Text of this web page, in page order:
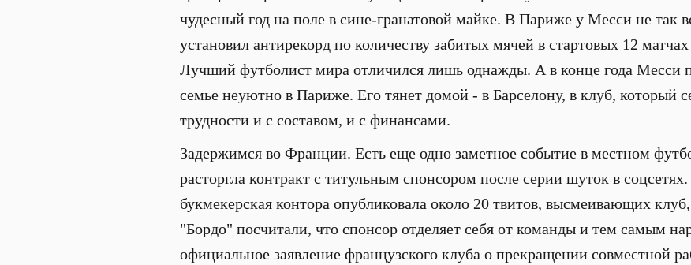
чудесный год на поле в сине-гранатовой майке. В Париже у Месси не так
установил антирекорд по количеству забитых мячей в стартовых 12
Лучший футболист мира отличился лишь однажды. А в конце года Месси
семье неуютно в Париже. Его тянет домой - в Барселону, в клуб, который
трудности и с составом, и с финансами.
Задержимся во Франции. Есть еще одно заметное событие в местном
расторгла контракт с титульным спонсором после серии шуток в
букмекерская контора опубликовала около 20 твитов, высмеивающих
"Бордо" посчитали, что спонсор отделяет себя от команды и тем самым
официальное заявление французского клуба о прекращении совместной